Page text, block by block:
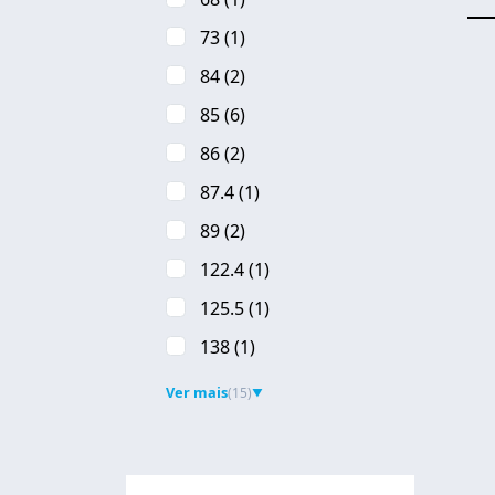
73(1)
84(2)
85(6)
86(2)
87.4(1)
89(2)
122.4(1)
125.5(1)
138(1)
Ver mais(15)▼